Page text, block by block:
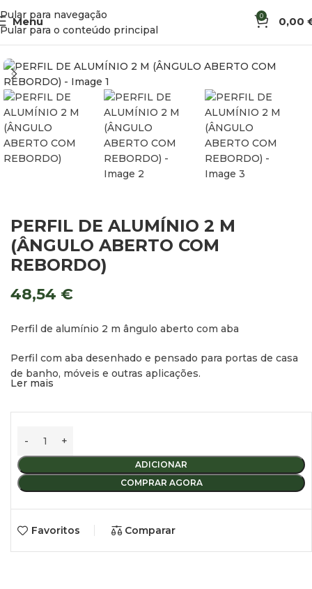
Pular para navegação
Pular para o conteúdo principal
Menu 0 0,00
Início Ferragens e Montagem de Móveis Perfis e Perfilaria
PERFIL DE ALUMÍNIO 2 M
(ÂNGULO ABERTO COM
REBORDO)
48,54 €
Perfil de alumínio 2 m ângulo aberto com aba
Perfil com aba desenhado e pensado para portas de casa
de banho, móveis e outras aplicações.
espessura.
Ler mais
ADICIONAR
COMPRAR AGORA
Favoritos Comparar